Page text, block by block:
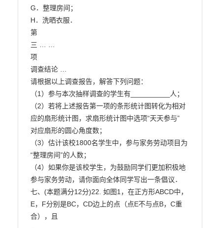
G．整理房间；
H．洗晒衣服．
第
三 … …
项
调查结论 …
请根据以上调查报告，解答下列问题：
（1）参与本次抽样调查的学生有__________人；
（2）若将上述报告第一项的条形统计图转化为相对
应的扇形统计图，求扇形统计图中选项“天天参与”
对应扇形的圆心角度数；
（3）估计该校1800名学生中，参与家务劳动项目为
“整理房间”的人数；
（4）如果你是该校学生，为鼓励同学们更加积极地
参与家务劳动，请你面向全体同学写出一条倡议．
七、(本题满分12分)22. 如图1，在正方形ABCD中，
E，F分别是BC，CD边上的点（点E不与点B，C重
合），且